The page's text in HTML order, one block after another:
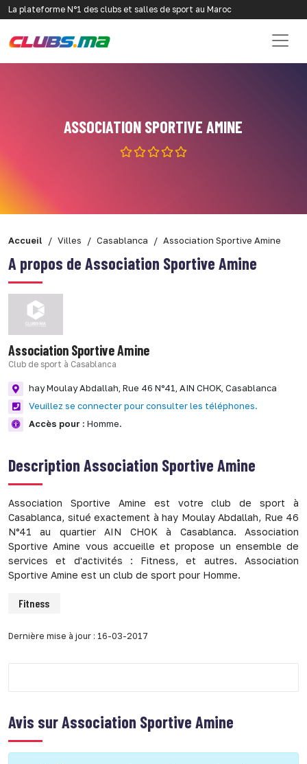
La plateforme N°1 des clubs et salles de sport au Maroc
ASSOCIATION SPORTIVE AMINE
Accueil Villes Casablanca Association Sportive Amine
A propos de Association Sportive Amine
Association Sportive Amine
Club de sport à Casablanca
hay Moulay Abdallah, Rue 46 N°41, AIN CHOK, Casablanca
Veuillez se connecter pour consulter les téléphones.
Accès pour : Homme.
Description Association Sportive Amine
Association Sportive Amine est votre club de sport à
Casablanca, situé exactement à hay Moulay Abdallah, Rue 46
N°41 au quartier AIN CHOK à Casablanca. Association
Sportive Amine vous accueille et propose un ensemble de
services et d'activités : Fitness, et autres. Association
Sportive Amine est un club de sport pour Homme.
Fitness
Dernière mise à jour : 16-03-2017
Avis surAssociation Sportive Amine